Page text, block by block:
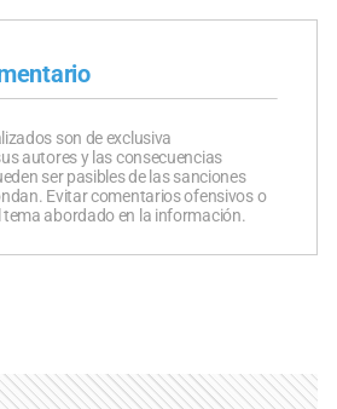
son de exclusiva
autores y las consecuencias
ser pasibles de las sanciones
Evitar comentarios ofensivos o
abordado en la información.